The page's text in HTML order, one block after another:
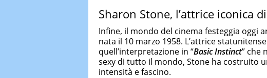
Sharon Stone, l’attrice iconica
Infine, il mondo del cinema festeggia oggi
nata il 10 marzo 1958. L’attrice
quell’interpretazione in “Basic Instinct” che
sexy di tutto il mondo, Stone ha costruito
intensità e fascino.